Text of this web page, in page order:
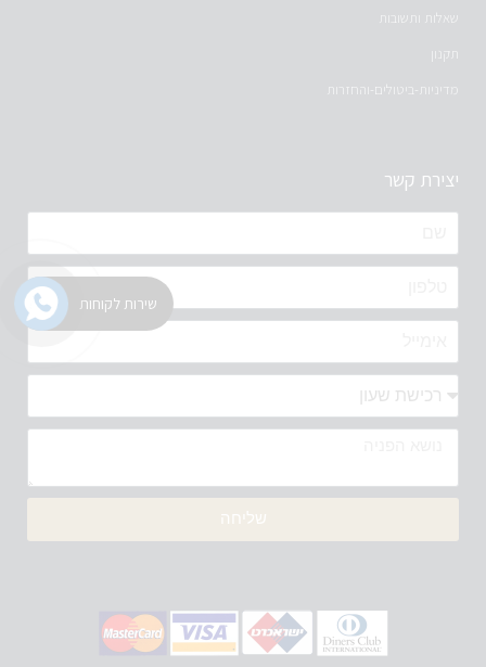
שאלות ותשובות
תקנון
מדיניות-ביטולים-והחזרות
יצירת קשר
שליחה
שירות לקוחות